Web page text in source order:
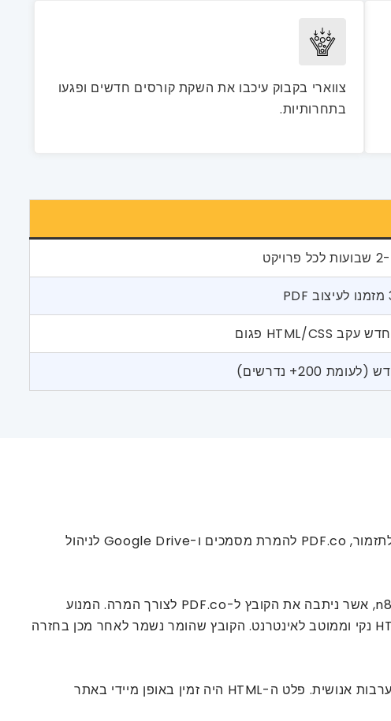
צווארי בקבוק עיכבו את השקת קורסים חדשים ופגעו
בתחרותיות.
כדי להתמודד עם אתגרים אלה, עיצבנו זרימת עבודה אוטומטית מקצה לקצה באמצעות שלוש טכנולוגיות ליבה: n8n לתזמור, PDF.co להמרת מסמכים ו-Google Drive לניהול
התהליך החל כאשר עורך העלה קובץ PDF לתיקייה ייעודית ב-Google Drive. פעולה זו הפעילה זרימת עבודה של n8n, אשר ניתבה את הקובץ ל-PDF.co לצורך המרה. המנוע
המתקדם של PDF.co שימר את מבנה המסמך – כולל אלמנטים מורכבים כמו משוואות, טבלאות ותמונות – ויצר HTML נקי וממוטב לאינטרנט. הקובץ שהומר נשמר לאחר מכן בחזרה
החידוש המרכזי היה האינטגרציה החלקה בין כלים אלה. מרגע העלאת קובץ PDF, המערכת טיפלה בכל שלב ללא התערבות אנושית. פלט ה-HTML היה זמין באופן מיידי באתר